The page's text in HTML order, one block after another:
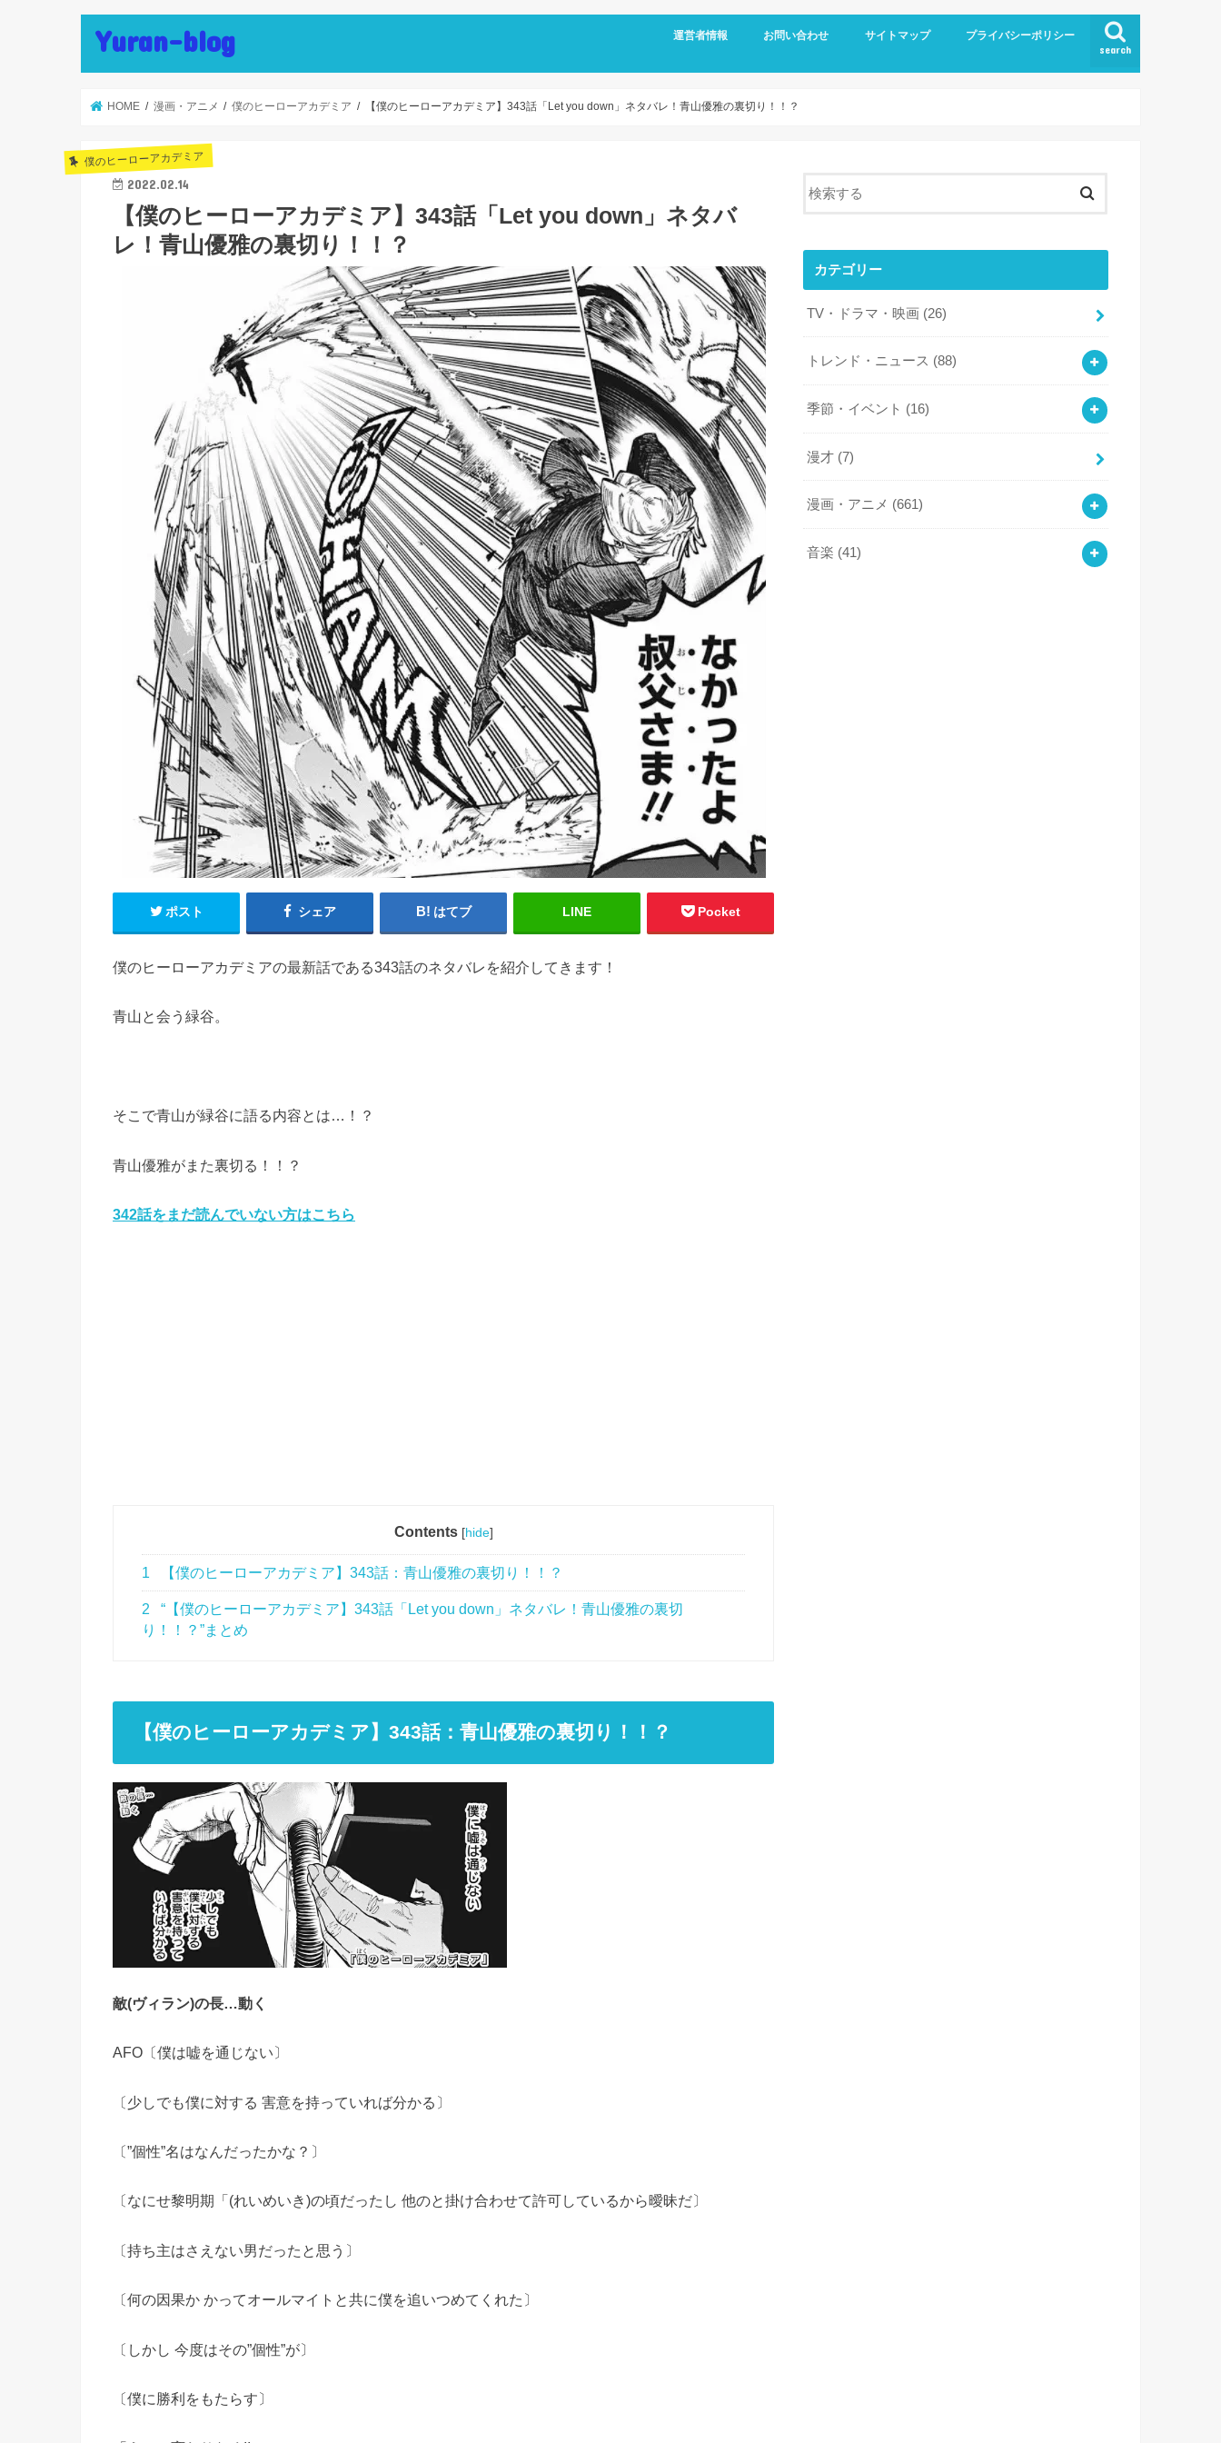
Yuran-blog search
運営者情報 お問い合わせ サイトマップ プライバシーポリシー
HOME 漫画・アニメ 僕のヒーローアカデミア 【僕のヒーローアカデミア】343話「Let you down」ネタバレ！青山優雅の裏切り！！？
僕のヒーローアカデミア
2022.02.14
【僕のヒーローアカデミア】343話「Let you down」ネタバ
レ！青山優雅の裏切り！！？
ポスト シェア はてブ LINE Pocket
僕のヒーローアカデミアの最新話である343話のネタバレを紹介してきます！
青山と会う緑谷。
そこで青山が緑谷に語る内容とは…！？
青山優雅がまた裏切る！！？
342話をまだ読んでいない方はこちら
Contents [hide]
1 【僕のヒーローアカデミア】343話：青山優雅の裏切り！！？
2
“【僕のヒーローアカデミア】343話「Let you down」ネタバレ！青山優雅の裏切
り！！？”まとめ
【僕のヒーローアカデミア】343話：青山優雅の裏切り！！？
敵(ヴィラン)の長…動く
AFO〔僕は嘘を通じない〕
〔少しでも僕に対する 害意を持っていれば分かる〕
〔”個性”名はなんだったかな？〕
〔なにせ黎明期「(れいめいき)の頃だったし 他のと掛け合わせて許可しているから曖昧だ〕
〔持ち主はさえない男だったと思う〕
〔何の因果か かってオールマイトと共に僕を追いつめてくれた〕
〔しかし 今度はその”個性”が〕
〔僕に勝利をもたらす〕
カテゴリー
TV・ドラマ・映画 (26)
トレンド・ニュース (88)
季節・イベント (16)
漫才 (7)
漫画・アニメ (661)
音楽 (41)